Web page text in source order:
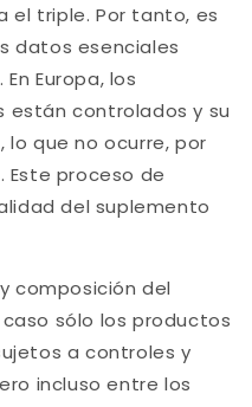
el triple. Por tanto, es
datos esenciales
Europa, los
controlados y su
que no ocurre, por
Este proceso de
del suplemento
composición del
sólo los productos
a controles y
incluso entre los